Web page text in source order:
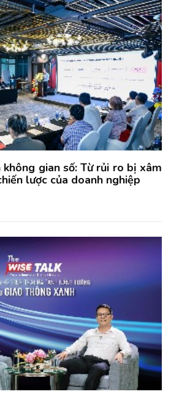
gian số: Từ rủi ro bị xâm
lược của doanh nghiệp